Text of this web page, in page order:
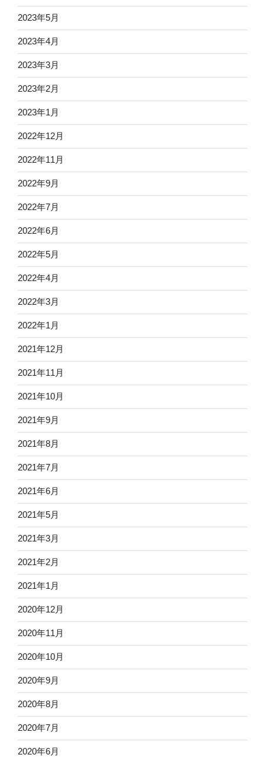
2023年5月
2023年4月
2023年3月
2023年2月
2023年1月
2022年12月
2022年11月
2022年9月
2022年7月
2022年6月
2022年5月
2022年4月
2022年3月
2022年1月
2021年12月
2021年11月
2021年10月
2021年9月
2021年8月
2021年7月
2021年6月
2021年5月
2021年3月
2021年2月
2021年1月
2020年12月
2020年11月
2020年10月
2020年9月
2020年8月
2020年7月
2020年6月